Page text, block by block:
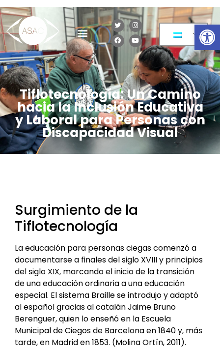
Tiflotecnología: Un Camino
hacia la Inclusión Educativa
y Laboral para Personas con
Discapacidad Visual
Surgimiento de la
Tiflotecnología
La educación para personas ciegas comenzó a
documentarse a finales del siglo XVIII y principios
del siglo XIX, marcando el inicio de la transición
de una educación ordinaria a una educación
especial. El sistema Braille se introdujo y adaptó
al español gracias al catalán Jaime Bruno
Berenguer, quien lo enseñó en la Escuela
Municipal de Ciegos de Barcelona en 1840 y, más
tarde, en Madrid en 1853. (Molina Ortín, 2011).